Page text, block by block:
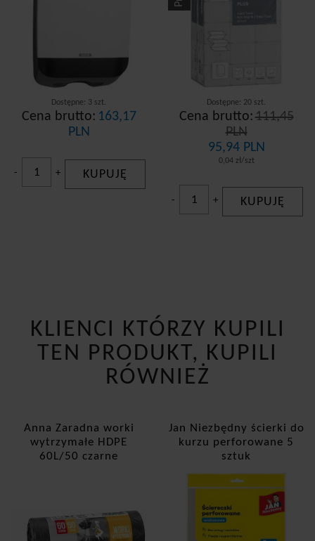
Dostępne: 3 szt.
Cena brutto: 163,17
PLN
- + KUPUJĘ
Dostępne: 20 szt.
Cena brutto: 111,45
PLN
95,94 PLN
0,04 zł/szt
- + KUPUJĘ
KLIENCI KTÓRZY KUPILI
TEN PRODUKT, KUPILI
RÓWNIEŻ
Anna Zaradna worki
wytrzymałe HDPE
60L/50 czarne
Jan Niezbędny ścierki do
kurzu perforowane 5
sztuk